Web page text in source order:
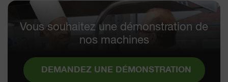
Vous souhaitez une démonstration de
nos machines
DEMANDEZ UNE DÉMONSTRATION